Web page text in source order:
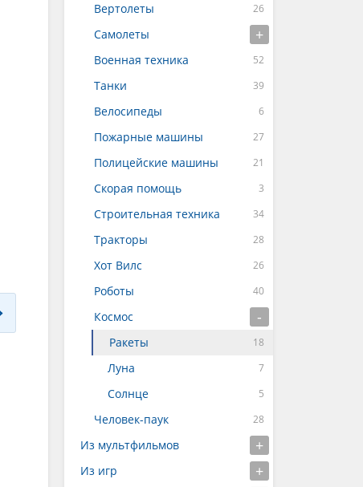
Вертолеты
Самолеты
Военная техника
Танки
Велосипеды
Пожарные машины
Полицейские машины
Скорая помощь
Строительная техника
Тракторы
Хот Вилс
Роботы
Космос
Ракеты
Луна
Солнце
Человек-паук
Из мультфильмов
Из игр